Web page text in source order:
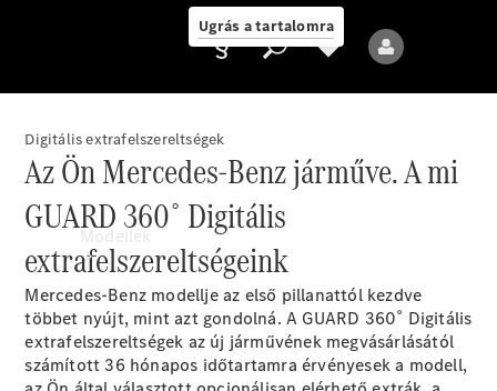
Ugrás a tartalomra
Ajánlattevő/adatvédelmi
irányelvek
Modellek
Digitális extrafelszereltségek
Az Ön Mercedes-Benz járműve. A mi
GUARD 360˚ Digitális
extrafelszereltségeink
Mercedes-Benz modellje az első pillanattól kezdve
többet nyújt, mint azt gondolná. A GUARD 360˚ Digitális
extrafelszereltségek az új járművének megvásárlásától
számított 36 hónapos időtartamra érvényesek a modell,